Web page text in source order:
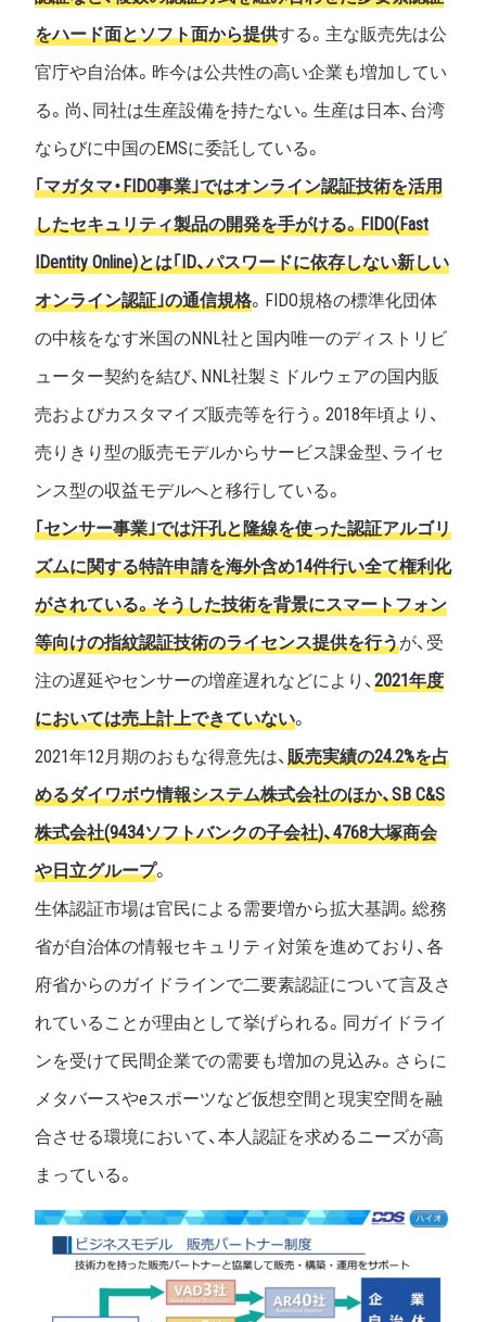
をハード面とソフト面から提供する。主な販売先は公
官庁や自治体。昨今は公共性の高い企業も増加してい
る。尚、同社は生産設備を持たない。生産は日本、台湾
ならびに中国のEMSに委託している。
｢マガタマ・FIDO事業｣ではオンライン認証技術を活用
したセキュリティ製品の開発を手がける。FIDO(Fast
IDentity Online)とは｢ID、パスワードに依存しない新しい
オンライン認証｣の通信規格。FIDO規格の標準化団体
の中核をなす米国のNNL社と国内唯一のディストリビ
ューター契約を結び、NNL社製ミドルウェアの国内販
売およびカスタマイズ販売等を行う。2018年頃より、
売りきり型の販売モデルからサービス課金型、ライセ
ンス型の収益モデルへと移行している。
｢センサー事業｣では汗孔と隆線を使った認証アルゴリ
ズムに関する特許申請を海外含め14件行い全て権利化
がされている。そうした技術を背景にスマートフォン
等向けの指紋認証技術のライセンス提供を行うが、受
注の遅延やセンサーの増産遅れなどにより、2021年度
においては売上計上できていない。
2021年12月期のおもな得意先は、販売実績の24.2%を占
めるダイワボウ情報システム株式会社のほか、SB C&S
株式会社(9434ソフトバンクの子会社)、4768大塚商会
や日立グループ。
生体認証市場は官民による需要増から拡大基調。総務
省が自治体の情報セキュリティ対策を進めており、各
府省からのガイドラインで二要素認証について言及さ
れていることが理由として挙げられる。同ガイドライ
ンを受けて民間企業での需要も増加の見込み。さらに
メタバースやeスポーツなど仮想空間と現実空間を融
合させる環境において、本人認証を求めるニーズが高
まっている。